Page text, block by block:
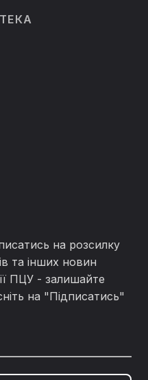
на розсилку
та інших новин
ПЦУ - залишайте
на "Підписатись"